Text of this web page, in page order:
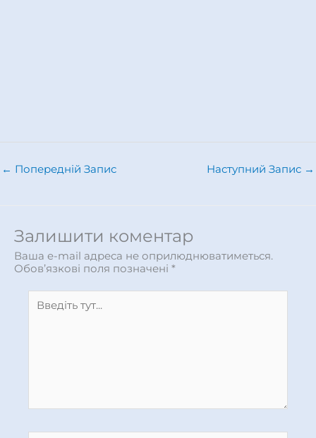
← Попередній Запис Наступний Запис →
Залишити коментар
Ваша e-mail адреса не оприлюднюватиметься.
Обов’язкові поля позначені *
тут...